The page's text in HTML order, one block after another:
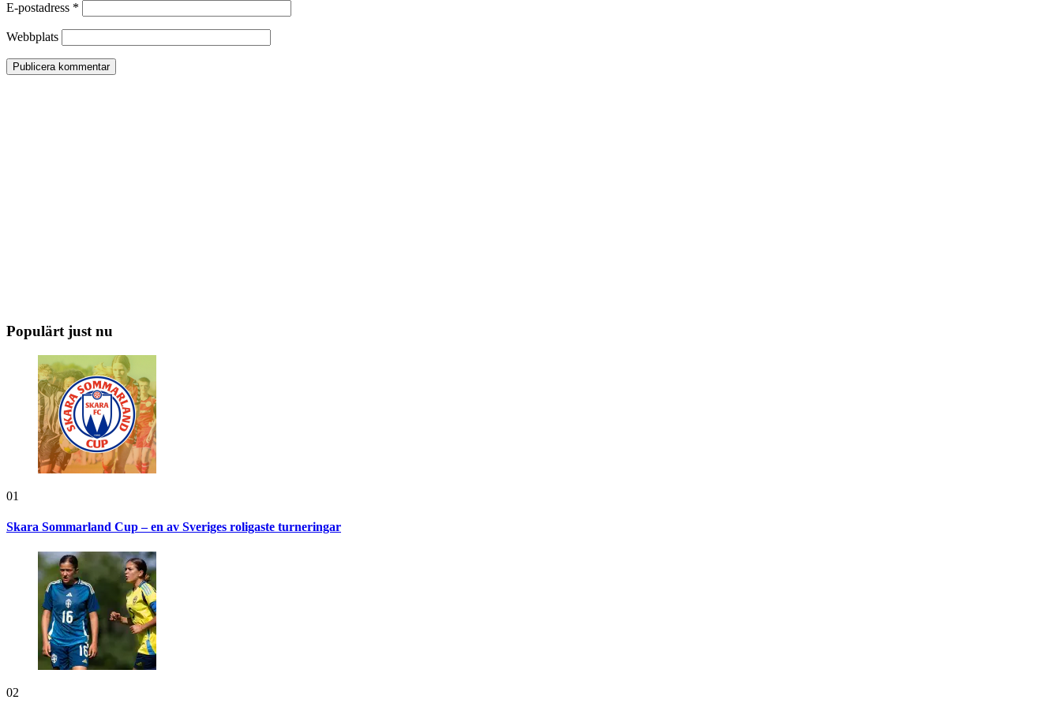
E-postadress *
Webbplats
Populärt just nu
01
Skara Sommarland Cup – en av Sveriges roligaste turneringar
02